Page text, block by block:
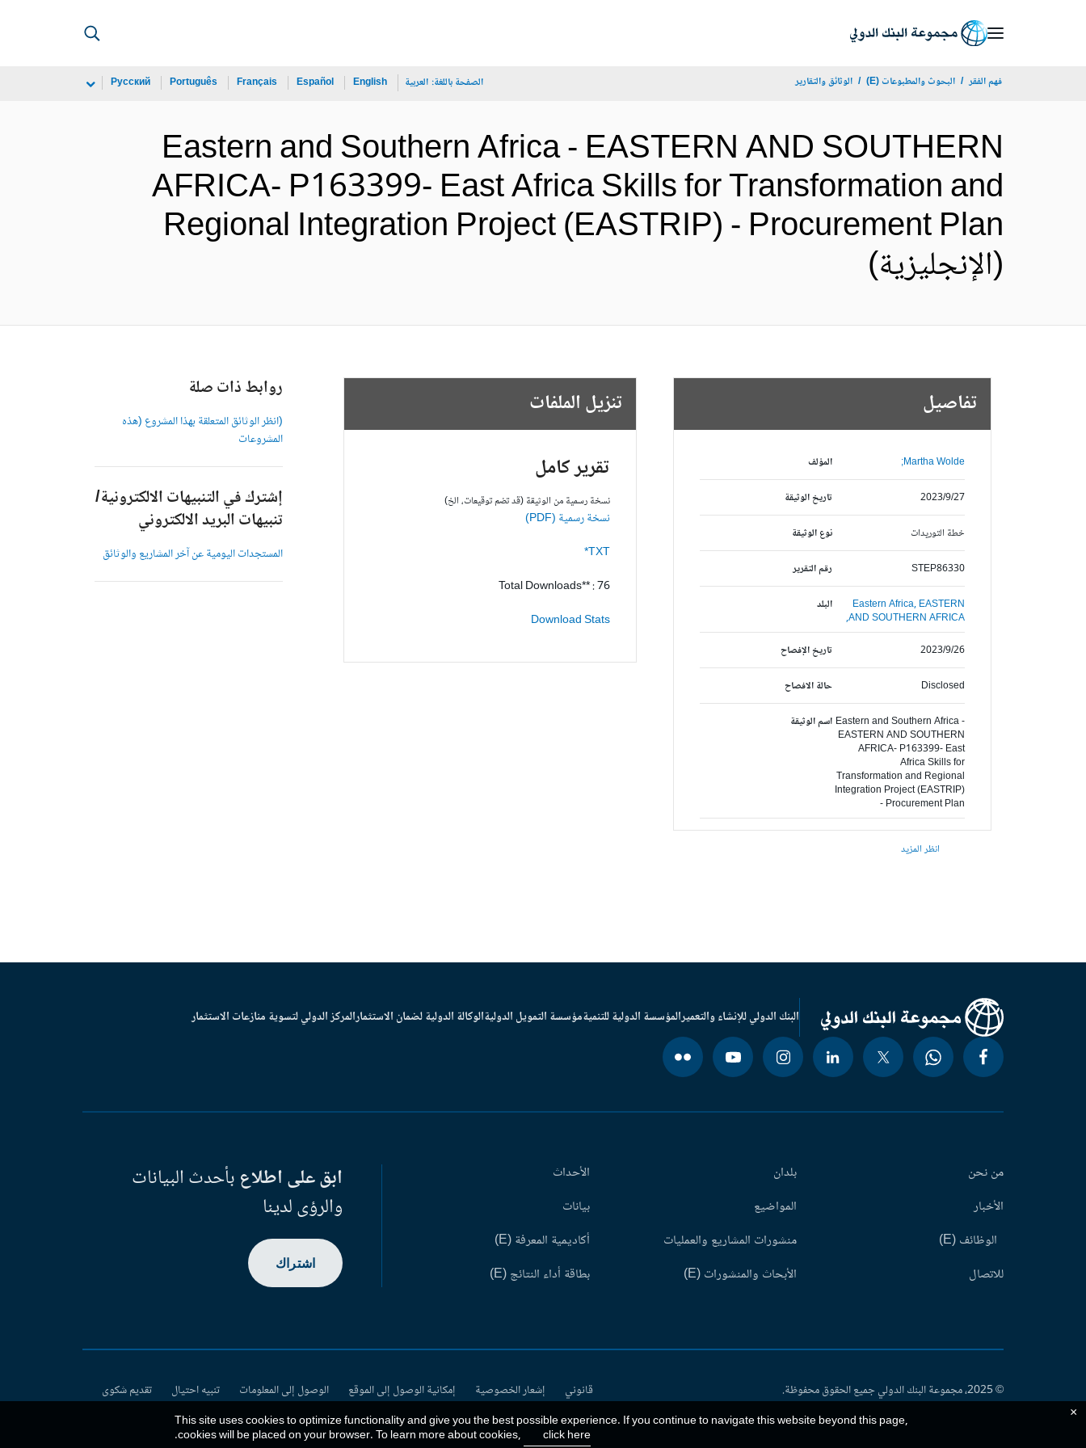
فهم الفقر البحوث والمطبوعات (E) الوثائق والتقارير الصفحة باللغة: العربية English
Español
Français
Português
Русский
Eastern and Southern Africa - EASTERN AND SOUTHERN
AFRICA- P163399- East Africa Skills for Transformation and
Regional Integration Project (EASTRIP) - Procurement Plan
(الإنجليزية)
تفاصيل
المؤلف Martha Wolde;
تاريخ الوثيقة 2023/9/27
نوع الوثيقة خطة التوريدات
رقم التقرير STEP86330
البلد Eastern Africa,EASTERN
AND SOUTHERN AFRICA,
تاريخ الإفصاح
2023/9/26
حالة الافصاح Disclosed
اسم الوثيقة Eastern and Southern Africa -
EASTERN AND SOUTHERN
AFRICA- P163399- East
Africa Skills for
Transformation and Regional
Integration Project (EASTRIP)
- Procurement Plan
انظر المزيد
تنزيل الملفات
تقرير كامل
نسخة رسمية من الوثيقة (قد تضم توقيعات، الخ)
نسخة رسمية (PDF)
TXT*
Total Downloads** : 76
Download Stats
روابط ذات صلة
(انظر الوثائق المتعلقة بهذا المشروع (هذه
المشروعات
إشترك في التنبيهات الالكترونية/
تنبيهات البريد الالكتروني
المستجدات اليومية عن آخر المشاريع والوثائق
البنك الدولي للإنشاء والتعميرالمؤسسة الدولية للتنميةمؤسسة التمويل الدوليةالوكالة الدولية لضمان الاستثمارالمركز الدولي لتسوية منازعات الاستثمار
من نحن
الأخبار
الوظائف (E)
للاتصال
بلدان
المواضيع
منشورات المشاريع والعمليات
الأبحاث والمنشورات (E)
الأحداث
بيانات
أكاديمية المعرفة (E)
بطاقة أداء النتائج (E)
ابق على اطلاعبأحدث البيانات
والرؤى لدينا
اشتراك
© 2025، مجموعة البنك الدولي جميع الحقوق محفوظة. قانوني إشعار الخصوصية إمكانية الوصول إلى الموقع الوصول إلى المعلومات تنبيه احتيال
تقديم شكوى
This site uses cookies to optimize functionality and give you the best possible experience. If you continue to navigate this website beyond this page,
cookies will be placed on your browser. To learn more about cookies, click here
.
×